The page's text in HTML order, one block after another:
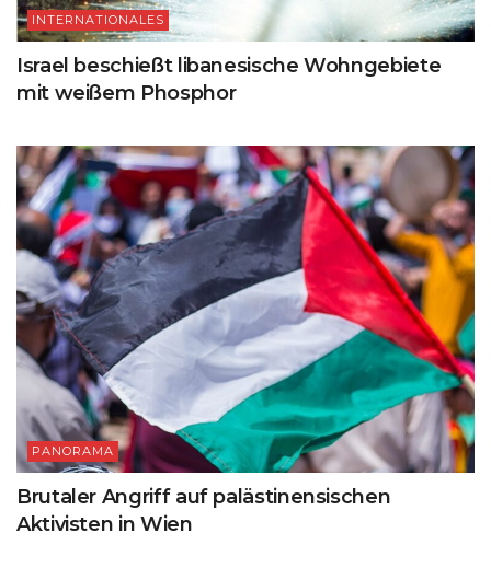
INTERNATIONALES
Israel beschießt libanesische Wohngebiete
mit weißem Phosphor
PANORAMA
Brutaler Angriff auf palästinensischen
Aktivisten in Wien